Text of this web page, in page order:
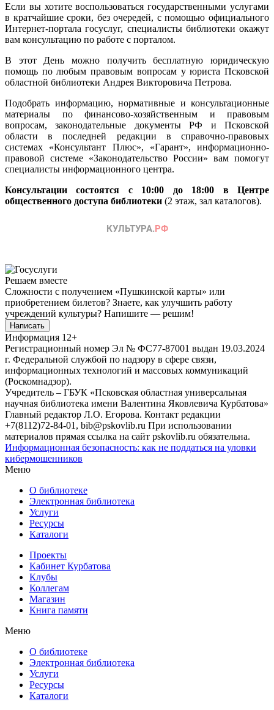
Если вы хотите воспользоваться государственными услугами
в кратчайшие сроки, без очередей, с помощью официального
Интернет-портала госуслуг, специалисты библиотеки окажут
вам консультацию по работе с порталом.
В этот День можно получить бесплатную юридическую
помощь по любым правовым вопросам у юриста Псковской
областной библиотеки Андрея Викторовича Петрова.
Подобрать информацию, нормативные и консультационные
материалы по финансово-хозяйственным и правовым
вопросам, законодательные документы РФ и Псковской
области в последней редакции в справочно-правовых
системах «Консультант Плюс», «Гарант», информационно-
правовой системе «Законодательство России» вам помогут
специалисты информационного центра.
Консультации состоятся с 10:00 до 18:00 в Центре
общественного доступа библиотеки (2 этаж, зал каталогов).
Решаем вместе
Сложности с получением «Пушкинской карты» или
приобретением билетов? Знаете, как улучшить работу
учреждений культуры? Напишите — решим!
Написать
Информация 12+
Регистрационный номер Эл № ФС77-87001 выдан 19.03.2024
г. Федеральной службой по надзору в сфере связи,
информационных технологий и массовых коммуникаций
(Роскомнадзор).
Учредитель – ГБУК «Псковская областная универсальная
научная библиотека имени Валентина Яковлевича Курбатова»
Главный редактор Л.О. Егорова. Контакт редакции
+7(8112)72-84-01, bib@pskovlib.ru При использовании
материалов прямая ссылка на сайт pskovlib.ru обязательна.
Информационная безопасность: как не поддаться на уловки
кибермошенников
Меню
О библиотеке
Электронная библиотека
Услуги
Ресурсы
Каталоги
Проекты
Кабинет Курбатова
Клубы
Коллегам
Магазин
Книга памяти
Меню
О библиотеке
Электронная библиотека
Услуги
Ресурсы
Каталоги